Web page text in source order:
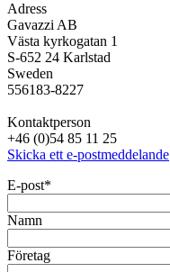
Adress
Gavazzi AB
Västa kyrkogatan 1
S-652 24 Karlstad
Sweden
556183-8227
Kontaktperson
+46 (0)54 85 11 25
Skicka ett e-postmeddelande
E-post*
Namn
Företag